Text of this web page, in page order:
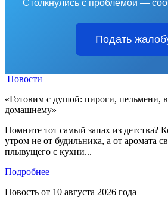
Столкнулись с проблемой —
Подать
Новости
«Готовим с душой: пироги, пельмени,
домашнему»
Помните тот самый запах из детства?
утром не от будильника, а от аромата
плывущего с кухни...
Подробнее
Новость от 10 августа 2026 года